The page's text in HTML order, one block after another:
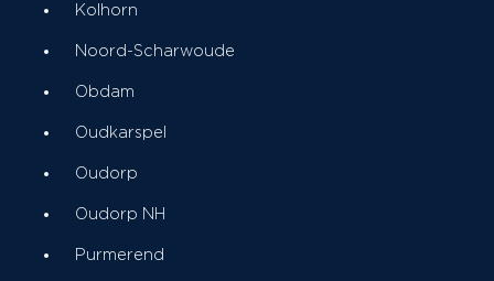
Kolhorn
Noord-Scharwoude
Obdam
Oudkarspel
Oudorp
Oudorp NH
Purmerend